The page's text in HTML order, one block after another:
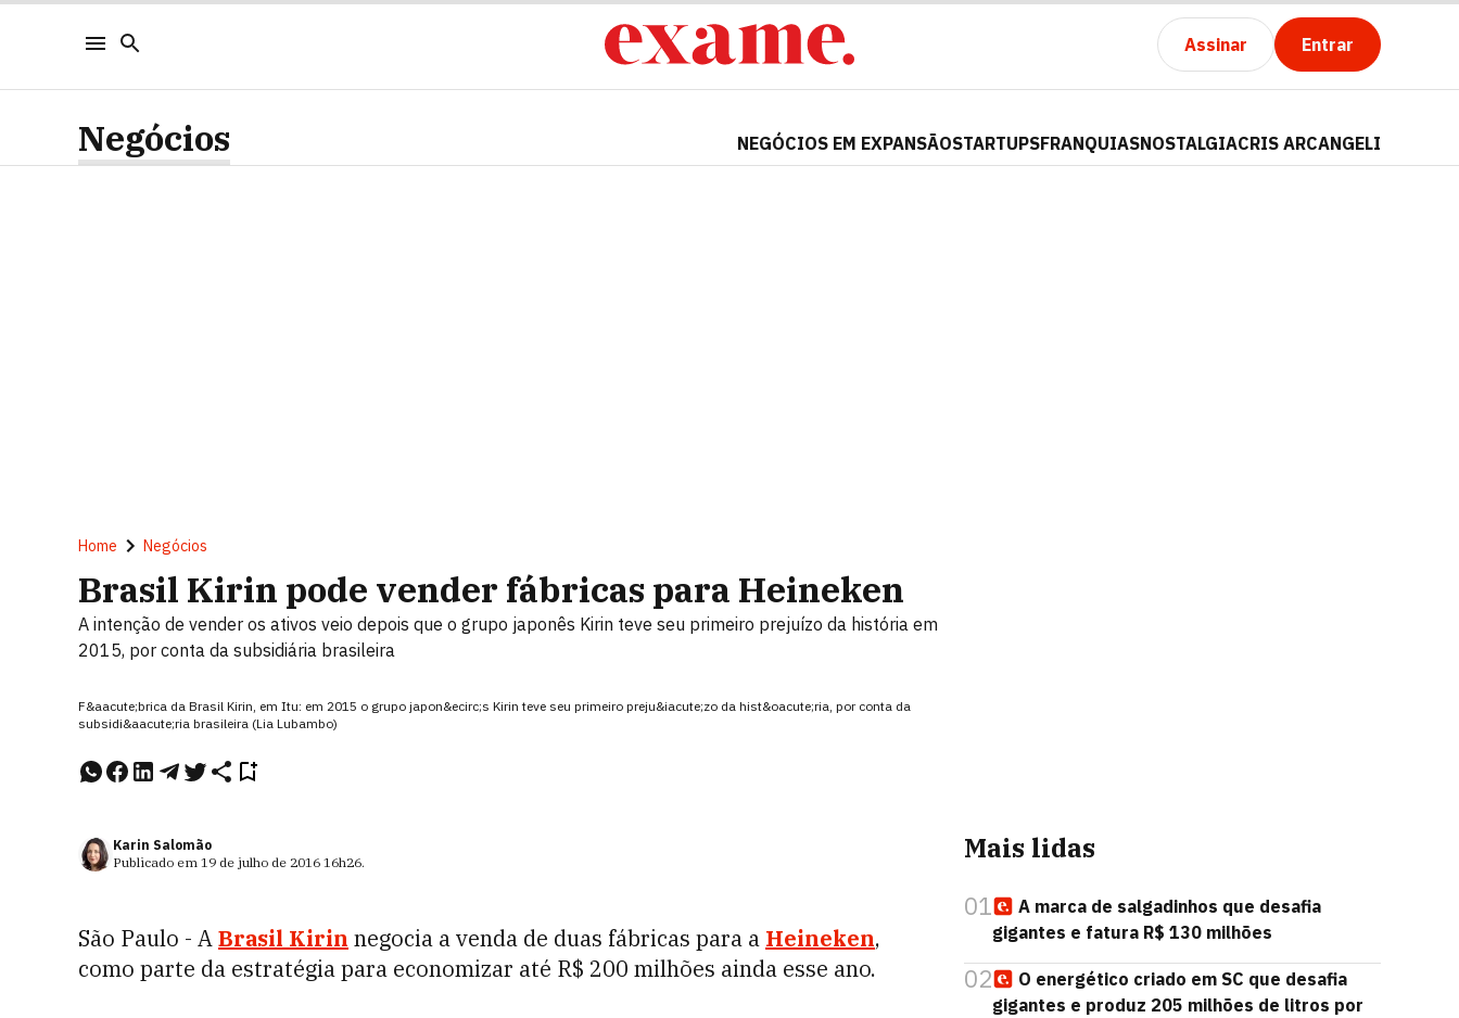
Assinar Entrar
Negócios NEGÓCIOS EM EXPANSÃOSTARTUPSFRANQUIASNOSTALGIACRIS ARCANGELI
Home Negócios
Brasil Kirin pode vender fábricas para Heineken
A intenção de vender os ativos veio depois que o grupo japonês Kirin teve seu primeiro prejuízo da história em
2015, por conta da subsidiária brasileira
F&aacute;brica da Brasil Kirin, em Itu: em 2015 o grupo japon&ecirc;s Kirin teve seu primeiro preju&iacute;zo da hist&oacute;ria, por conta da
subsidi&aacute;ria brasileira (Lia Lubambo)
Karin Salomão
Publicado em 19 de julho de 2016 16h26.
São Paulo - ABrasil Kirin negocia a venda de duas fábricas para a Heineken,
como parte da estratégia para economizar até R$ 200 milhões ainda esse ano.
Mais lidas
01
A marca de salgadinhos que desafia
gigantes e fatura R$ 130 milhões
02
O energético criado em SC que desafia
gigantes e produz 205 milhões de litros por